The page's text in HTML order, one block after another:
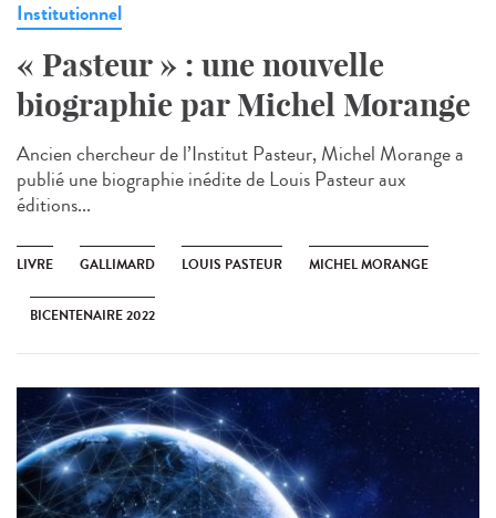
Institutionnel
« Pasteur » : une nouvelle
biographie par Michel Morange
Ancien chercheur de l’Institut Pasteur, Michel Morange a
publié une biographie inédite de Louis Pasteur aux
éditions...
LIVRE GALLIMARD LOUIS PASTEUR MICHEL MORANGE
BICENTENAIRE 2022